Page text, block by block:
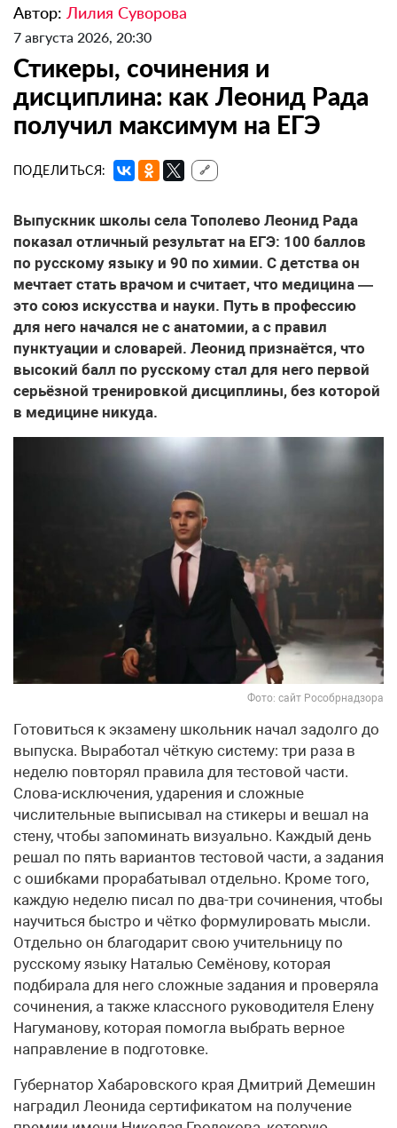
Автор: Лилия Суворова
7 августа 2026, 20:30
Стикеры, сочинения и
дисциплина: как Леонид Рада
получил максимум на ЕГЭ
ПОДЕЛИТЬСЯ: 🔗
Выпускник школы села Тополево Леонид Рада
показал отличный результат на ЕГЭ: 100 баллов
по русскому языку и 90 по химии. С детства он
мечтает стать врачом и считает, что медицина —
это союз искусства и науки. Путь в профессию
для него начался не с анатомии, а с правил
пунктуации и словарей. Леонид признаётся, что
высокий балл по русскому стал для него первой
серьёзной тренировкой дисциплины, без которой
в медицине никуда.
Фото: сайт Рособрнадзора
Готовиться к экзамену школьник начал задолго до
выпуска. Выработал чёткую систему: три раза в
неделю повторял правила для тестовой части.
Слова-исключения, ударения и сложные
числительные выписывал на стикеры и вешал на
стену, чтобы запоминать визуально. Каждый день
решал по пять вариантов тестовой части, а задания
с ошибками прорабатывал отдельно. Кроме того,
каждую неделю писал по два-три сочинения, чтобы
научиться быстро и чётко формулировать мысли.
Отдельно он благодарит свою учительницу по
русскому языку Наталью Семёнову, которая
подбирала для него сложные задания и проверяла
сочинения, а также классного руководителя Елену
Нагуманову, которая помогла выбрать верное
направление в подготовке.
Губернатор Хабаровского края Дмитрий Демешин
наградил Леонида сертификатом на получение